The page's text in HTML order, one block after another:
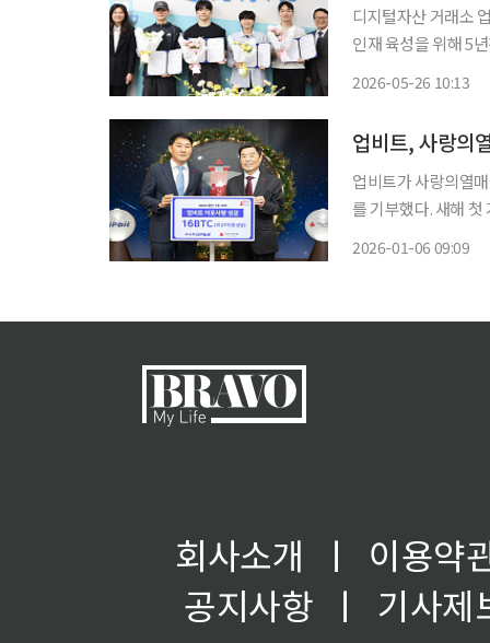
디지털자산 거래소
인재 육성을 위해 5년간 총 75억 원을
2026-05-26 10:13
업비트가 사랑의열
를 기부했다. 새해 첫
2026-01-06 09:09
회사소개 ㅣ
이용약
공지사항
ㅣ
기사제